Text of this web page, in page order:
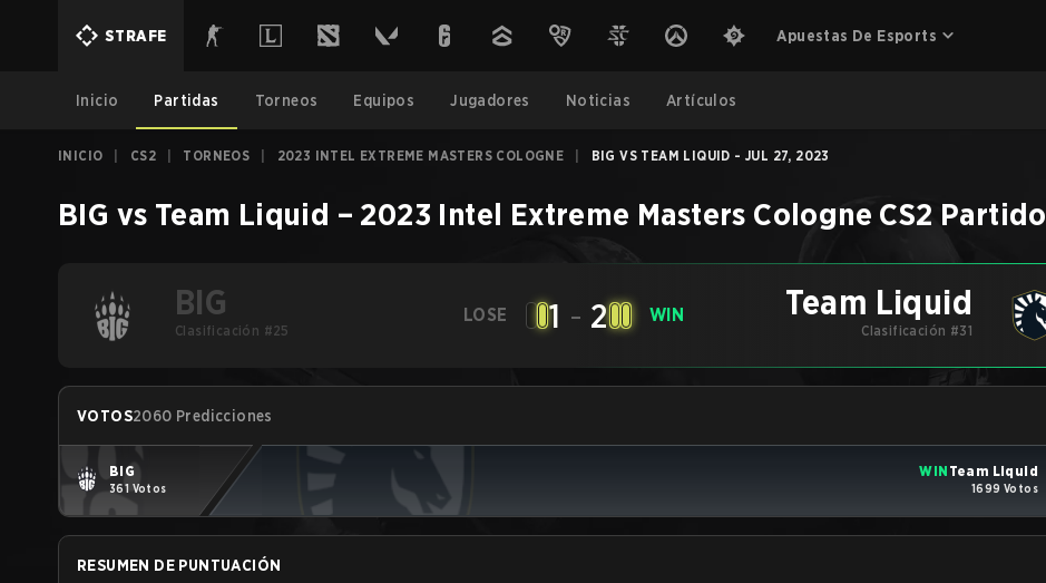
STRAFE Apuestas De Esports
Inicio Partidas Torneos Equipos Jugadores Noticias Artículos
INICIO CS2 TORNEOS 2023 INTEL EXTREME MASTERS COLOGNE BIG VS TEAM LIQUID - JUL 27, 2023
BIG vs Team Liquid – 2023 Intel Extreme Masters Cologne CS2 Partido
BIG
Clasificación #25
LOSE 1 - 2 WIN Team Liquid
Clasificación #31
VOTOS2060 Predicciones
BIG
361 Votos
WIN Team Liquid
1699 Votos
RESUMEN DE PUNTUACIÓN